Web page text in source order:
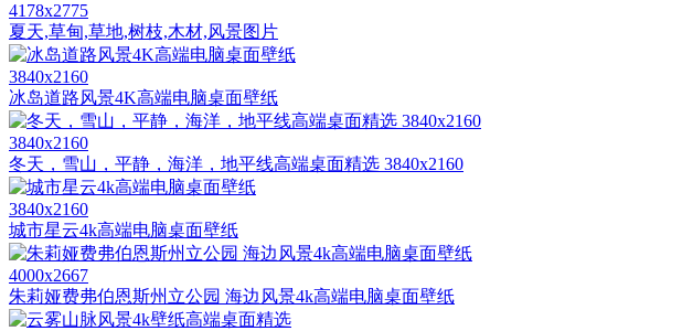
4178x2775
夏天,草甸,草地,树枝,木材,风景图片
3840x2160
冰岛道路风景4K高端电脑桌面壁纸
3840x2160
冬天，雪山，平静，海洋，地平线高端桌面精选 3840x2160
3840x2160
城市星云4k高端电脑桌面壁纸
4000x2667
朱莉娅费弗伯恩斯州立公园 海边风景4k高端电脑桌面壁纸